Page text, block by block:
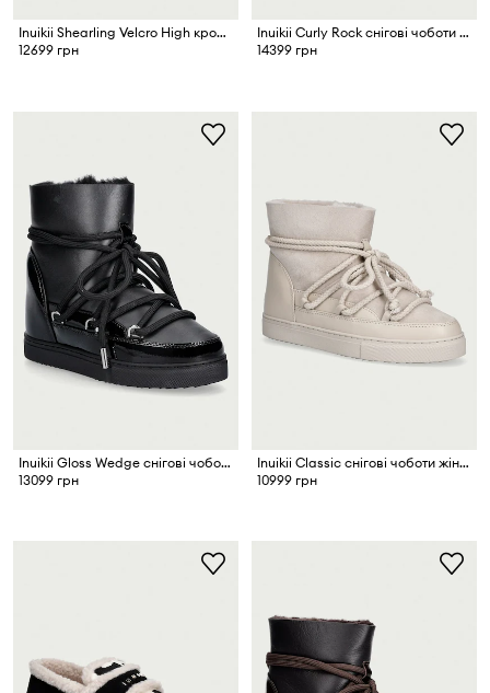
Inuikii Shearling Velcro High кросівки жіночі замшеві
12699 грн
Inuikii Curly Rock снігові чоботи жіночі шкіряні
14399 грн
Inuikii Gloss Wedge снігові чоботи жіночі шкіряні
13099 грн
Inuikii Classic снігові чоботи жіночі шкіряні
10999 грн